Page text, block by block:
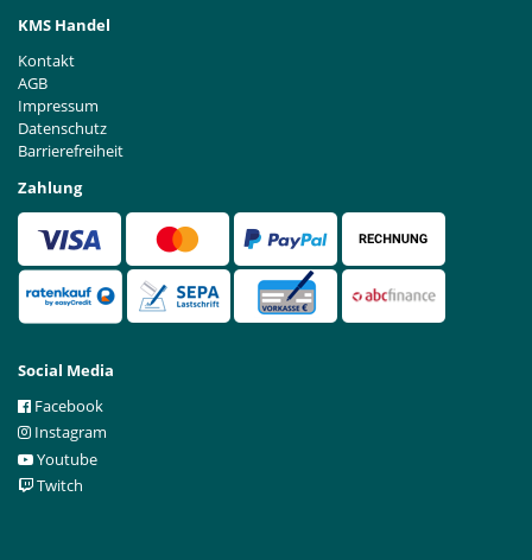
KMS Handel
Kontakt
AGB
Impressum
Datenschutz
Barrierefreiheit
Zahlung
Social Media
Facebook
Instagram
Youtube
Twitch